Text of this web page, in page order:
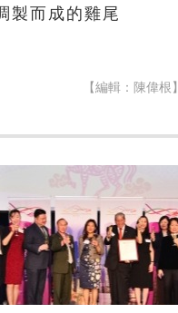
製而成的雞尾
【編輯：陳偉根】